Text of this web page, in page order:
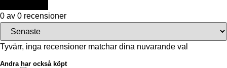
0 av 0 recensioner
Tyvärr, inga recensioner matchar dina nuvarande val
Andra har också köpt